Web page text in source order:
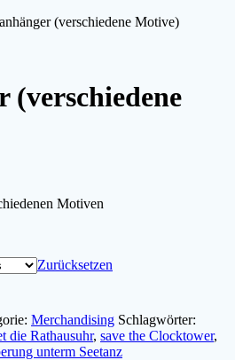
(verschiedene Motive)
(verschiedene
Motiven
Zurücksetzen
Merchandising Schlagwörter:
die Rathausuhr, save the Clocktower,
unterm Seetanz